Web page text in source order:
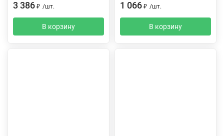
3 386 ₽ /шт.
В корзину
1 066 ₽ /шт.
В корзину